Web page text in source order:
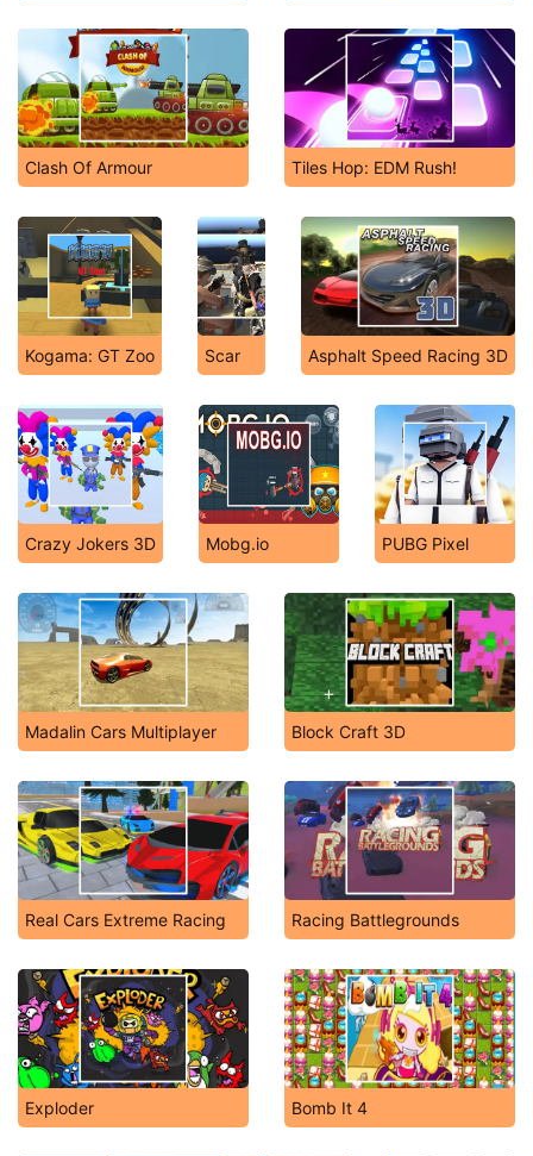
Clash Of Armour Tiles Hop: EDM Rush!
Kogama: GT Zoo Scar Asphalt Speed Racing 3D
Crazy Jokers 3D Mobg.io PUBG Pixel
Madalin Cars Multiplayer Block Craft 3D
Real Cars Extreme Racing Racing Battlegrounds
Exploder Bomb It 4